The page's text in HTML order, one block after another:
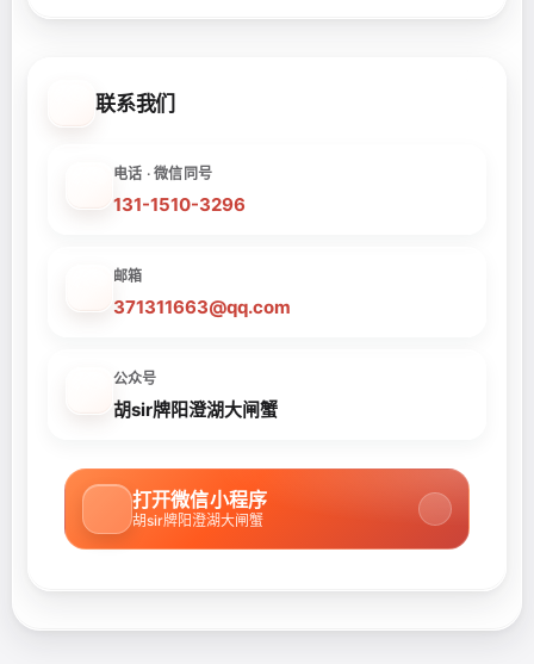
联系我们
电话 · 微信同号
131-1510-3296
邮箱
371311663@qq.com
公众号
胡sir牌阳澄湖大闸蟹
打开微信小程序
胡sir牌阳澄湖大闸蟹